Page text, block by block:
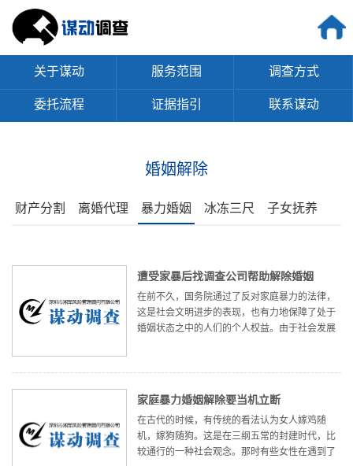
关于谋动 服务范围 调查方式
委托流程 证据指引 联系谋动
婚姻解除
财产分割 离婚代理 暴力婚姻 冰冻三尺 子女抚养
遭受家暴后找调查公司帮助解除婚姻
在前不久，国务院通过了反对家庭暴力的法律，
这是社会文明进步的表现，也有力地保障了处于
婚姻状态之中的人们的个人权益。由于社会发展
建社会之中，一夫多妻制的实行
家庭暴力婚姻解除要当机立断
在古代的时候，有传统的看法认为女人嫁鸡随
机，嫁狗随狗。这是在三纲五常的封建时代，比
较通行的一种社会观念。那时有些女性在遇到了